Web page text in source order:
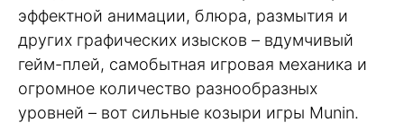
эффектной анимации, блюра, размытия и
других графических изысков – вдумчивый
гейм-плей, самобытная игровая механика и
огромное количество разнообразных
уровней – вот сильные козыри игры Munin.